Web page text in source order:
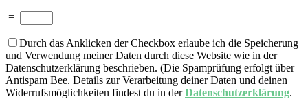
=
Durch das Anklicken der Checkbox erlaube ich die Speicherung
und Verwendung meiner Daten durch diese Website wie in der
Datenschutzerklärung beschrieben. (Die Spamprüfung erfolgt über
Antispam Bee. Details zur Verarbeitung deiner Daten und deinen
Widerrufsmöglichkeiten findest du in derDatenschutzerklärung.